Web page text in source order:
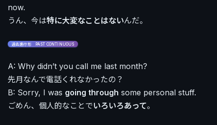
now.
うん、今は特に大変なことはないんだ。
過去進行形 PAST CONTINUOUS
A: Why didn’t you call me last month?
先月なんで電話くれなかったの？
B: Sorry, I was going through some personal stuff.
ごめん、個人的なことでいろいろあって。